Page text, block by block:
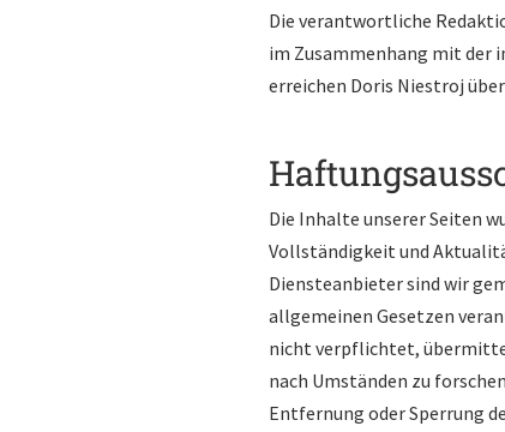
Die verantwortliche
im Zusammenhang mit der
erreichen Doris Niestroj über
Die Inhalte unserer Seiten
Vollständigkeit und
Diensteanbieter sind wir
allgemeinen Gesetzen
nicht verpflichtet,
nach Umständen zu
Entfernung oder Sperrung